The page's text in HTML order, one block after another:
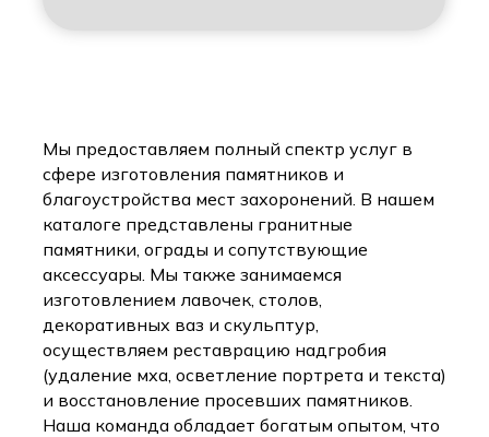
Мы предоставляем полный спектр услуг в
сфере изготовления памятников и
благоустройства мест захоронений. В нашем
каталоге представлены гранитные
памятники, ограды и сопутствующие
аксессуары. Мы также занимаемся
изготовлением лавочек, столов,
декоративных ваз и скульптур,
осуществляем реставрацию надгробия
(удаление мха, осветление портрета и текста)
и восстановление просевших памятников.
Наша команда обладает богатым опытом, что